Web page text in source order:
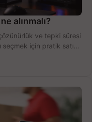
alınmalı?
ve tepki süresi
için pratik satın